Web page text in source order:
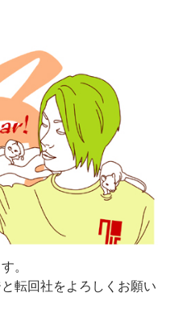
。
転回社をよろしくお願い